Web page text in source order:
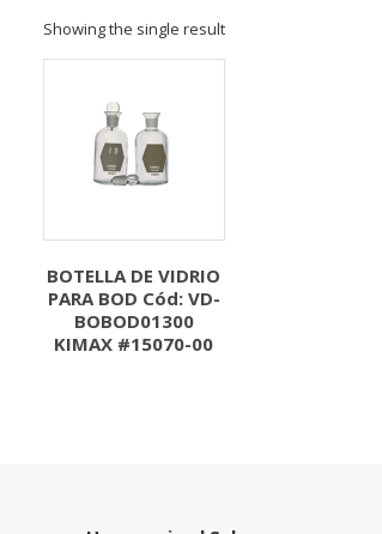
Showing the single result
BOTELLA DE VIDRIO
PARA BOD Cód: VD-
BOBOD01300
KIMAX #15070-00